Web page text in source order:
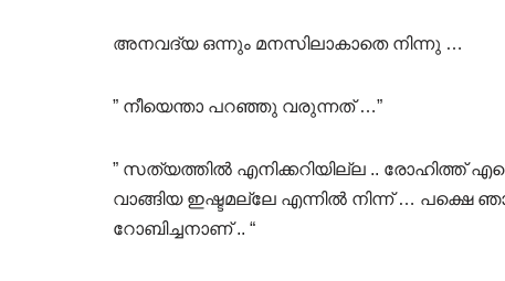
അനവദ്യ ഒന്നും മനസിലാകാതെ നിന്നു …
” നീയെന്താ പറഞ്ഞു വരുന്നത് …”
” സത്യത്തിൽ എനിക്കറിയില്ല .. രോഹിത്ത്
വാങ്ങിയ ഇഷ്ടമല്ലേ എന്നിൽ നിന്ന് … പക്ഷെ
റോബിച്ചനാണ് .. “